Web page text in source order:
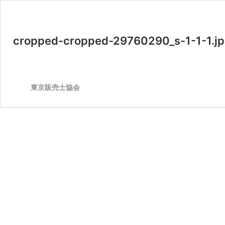
cropped-cropped-29760290_s-1-1-
東京販売士協会